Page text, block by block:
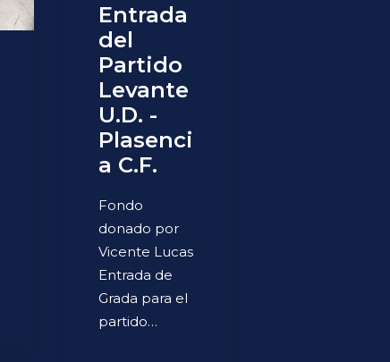
Entrada
del
Partido
Levante
U.D. -
Plasenci
a C.F.
Fondo
donado por
Vicente Lucas
Entrada de
Grada para el
partido…